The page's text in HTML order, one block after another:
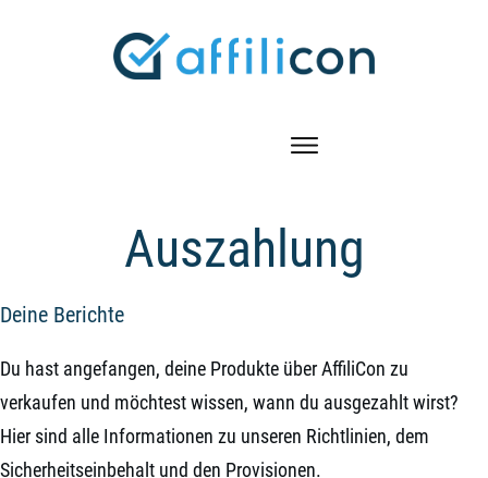
Auszahlung
Deine Berichte
Du hast angefangen, deine Produkte über AffiliCon zu
verkaufen und möchtest wissen, wann du ausgezahlt wirst?
Hier sind alle Informationen zu unseren Richtlinien, dem
Sicherheitseinbehalt und den Provisionen.